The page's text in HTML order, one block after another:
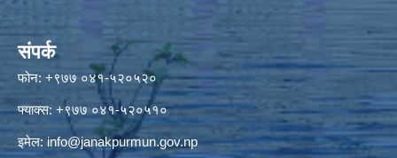
संपर्क
फोन: +९७७ ०४१-५२०५२०
फ्याक्स: +९७७ ०४१-५२०५१०
इमेल:info@janakpurmun.gov.np